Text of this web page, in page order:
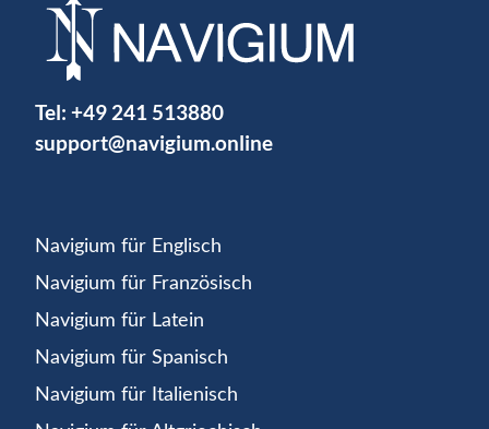
Tel: +49 241 513880
support@navigium.online
Navigium für Englisch
Navigium für Französisch
Navigium für Latein
Navigium für Spanisch
Navigium für Italienisch